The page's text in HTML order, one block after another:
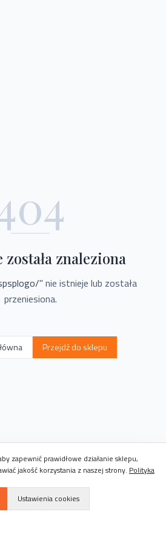
znaleziona
" nie istnieje lub została
przeniesiona.
Przejdź do sklepu
zapewnić prawidłowe działanie sklepu,
jakość korzystania z naszej strony. Polityka
Ustawienia cookies